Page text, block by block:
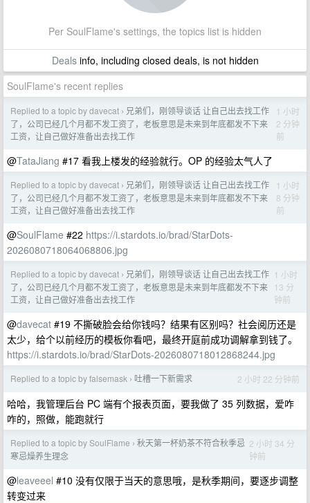
Per SoulFlame's settings, the topics list is hidden
Dealsinfo, including closed deals, is not hidden
SoulFlame's recent replies
Replied to a topic by davecat › 兄弟们，刚领导谈话 让自己出去找工作
了，公司已经几个月都不发工资了，老板意思是未来到年底都发不下来
工资，让自己做好准备出去找工作
1 小时
2 分钟
前
@TataJiang #17 看我上楼发的经验就行。OP 的经验太气人了
Replied to a topic by davecat › 兄弟们，刚领导谈话 让自己出去找工作
了，公司已经几个月都不发工资了，老板意思是未来到年底都发不下来
工资，让自己做好准备出去找工作
1 小时
8 分钟
前
@SoulFlame #22 https://i.stardots.io/brad/StarDots-
2026080718064068806.jpg
Replied to a topic by davecat › 兄弟们，刚领导谈话 让自己出去找工作
了，公司已经几个月都不发工资了，老板意思是未来到年底都发不下来
工资，让自己做好准备出去找工作
1 小时
13 分
钟前
@davecat #19 不撕破脸会给你钱吗？结果有区别吗？社会阅历还是
太少，给个以前经历的模板你看吧，最终开庭前成功调解拿到钱了。
https://i.stardots.io/brad/StarDots-2026080718012868244.jpg
Replied to a topic by falsemask › 吐槽一下新需求 2 小时 22 分钟前
哈哈，我管理后台 PC 端有个报表页面，要我做了 35 列数据，爱咋
咋的，照做，能跑就行
Replied to a topic by SoulFlame › 秋天第一杯奶茶不符合秋季忌
寒忌燥养生理念
2 小时 34 分
钟前
@leaveeel #10 没有仅限于当天的意思哦，是秋季期间，要逐步调整
转变过来